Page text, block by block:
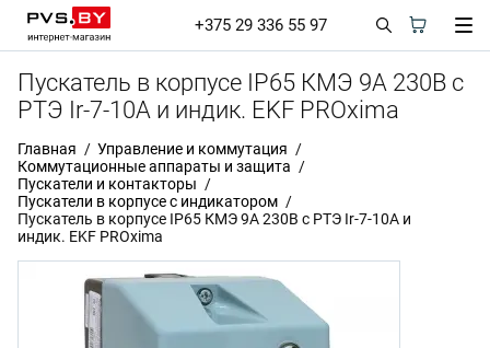
+375 29 336 55 97
Пускатель в корпусе IP65 КМЭ 9А 230В с
РТЭ Ir-7-10А и индик. EKF PROxima
Главная
Управление и коммутация
Коммутационные аппараты и защита
Пускатели и контакторы
Пускатели в корпусе с индикатором
Пускатель в корпусе IP65 КМЭ 9А 230В с РТЭ Ir-7-10А и
индик. EKF PROxima